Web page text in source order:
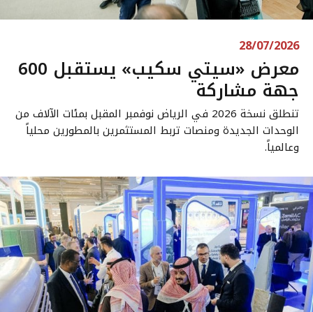
28/07/2026
معرض «سيتي سكيب» يستقبل 600
جهة مشاركة
تنطلق نسخة 2026 في الرياض نوفمبر المقبل بمئات الآلاف من
الوحدات الجديدة ومنصات تربط المستثمرين بالمطورين محلياً
وعالمياً.